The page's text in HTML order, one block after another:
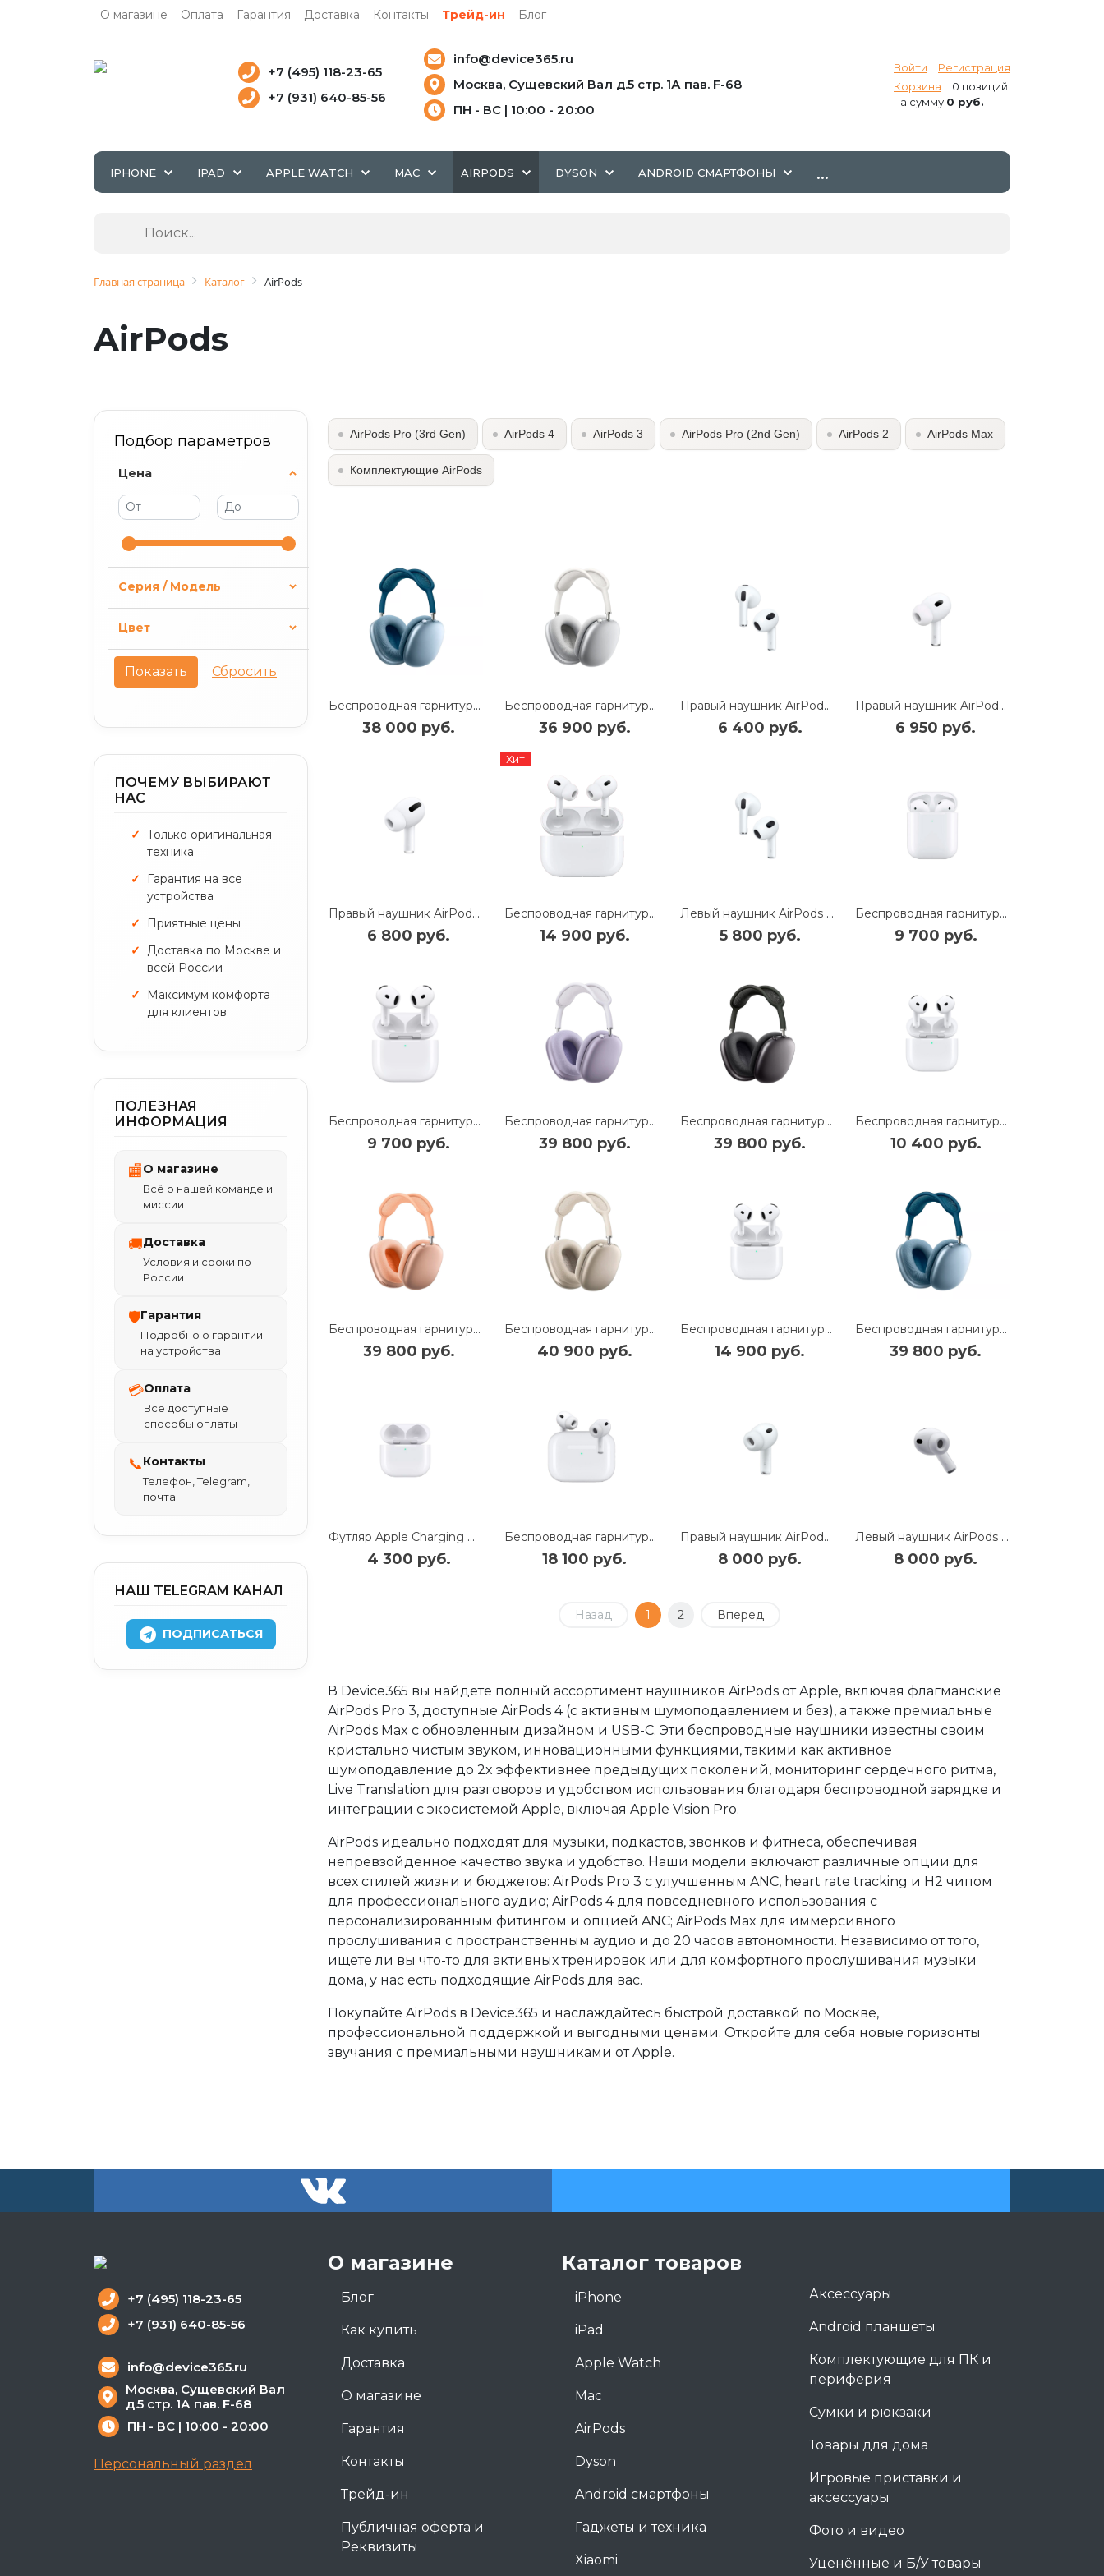
О магазине Оплата Гарантия Доставка Контакты Трейд-ин Блог
Войти
Регистрация
Корзина
0 позиций
на сумму 0 руб.
+7 (495) 118-23-65
+7 (931) 640-85-56
info@device365.ru
Москва, Сущевский Вал д.5 стр. 1А пав. F-68
ПН - ВС | 10:00 - 20:00
IPHONE IPAD APPLE WATCH MAC AIRPODS DYSON ANDROID СМАРТФОНЫ ...
Главная страница Каталог AirPods
AirPods
Подбор параметров
Цена
Серия / Модель
Цвет
ПОЧЕМУ ВЫБИРАЮТ
НАС
Только оригинальная
техника
Гарантия на все
устройства
Приятные цены
Доставка по Москве и
всей России
Максимум комфорта
для клиентов
ПОЛЕЗНАЯ
ИНФОРМАЦИЯ
🏬О магазине
Всё о нашей команде и
миссии
🚚Доставка
Условия и сроки по
России
🛡Гарантия
Подробно о гарантии
на устройства
💳Оплата
Все доступные
способы оплаты
📞Контакты
Телефон, Telegram,
почта
НАШ TELEGRAM КАНАЛ
ПОДПИСАТЬСЯ
AirPods Pro (3rd Gen) AirPods 4 AirPods 3 AirPods Pro (2nd Gen) AirPods 2 AirPods Max
Комплектующие AirPods
Беспроводная гарнитура Apple AirPods Max (Sky Blue) (MGYL3)
38 000 руб.
Беспроводная гарнитура Apple AirPods Max (Silver) (MGYJ3)
36 900 руб.
Правый наушник AirPods 3 (R)
6 400 руб.
Правый наушник AirPods Pro (2nd gen) для MagSafe Case USB-C (R)
6 950 руб.
Правый наушник AirPods Pro (R)
6 800 руб.
Хит
Беспроводная гарнитура Apple AirPods Pro (2nd Generation) MagSafe Case USB-C (MTJV3)
14 900 руб.
Левый наушник AirPods 3 (L)
5 800 руб.
Беспроводная гарнитура Apple AirPods 2 (без беспроводной зарядки чехла) (MV7N2)
9 700 руб.
Беспроводная гарнитура Apple AirPods 3 (без беспроводной зарядки чехла) (MPNY3)
9 700 руб.
Беспроводная гарнитура Apple AirPods Max USB-C (Purple) (MWW83)
39 800 руб.
Беспроводная гарнитура Apple AirPods Max USB-C (Midnight) (MWW43)
39 800 руб.
Беспроводная гарнитура Apple AirPods 4 (без функции активного шумоподавления) (MXP63)
10 400 руб.
Беспроводная гарнитура Apple AirPods Max USB-C (Orange) (MWW73)
39 800 руб.
Беспроводная гарнитура Apple AirPods Max USB-C (Starlight) (MWW53)
40 900 руб.
Беспроводная гарнитура Apple AirPods 4 (с функцией активного шумоподавления) (MXP93)
14 900 руб.
Беспроводная гарнитура Apple AirPods Max USB-C (Blue) (MWW63)
39 800 руб.
Футляр Apple Charging Case для AirPods 4 ANC (MXP93)
4 300 руб.
Беспроводная гарнитура Apple AirPods Pro (3rd Generation)
18 100 руб.
Правый наушник AirPods Pro (3nd Generation) (R) (MFHP4)
8 000 руб.
Левый наушник AirPods Pro (3nd Generation) (L) (MFHP4)
8 000 руб.
Назад 1 2 Вперед
В Device365 вы найдете полный ассортимент наушников AirPods от Apple, включая флагманские
AirPods Pro 3, доступные AirPods 4 (с активным шумоподавлением и без), а также премиальные
AirPods Max с обновленным дизайном и USB-C. Эти беспроводные наушники известны своим
кристально чистым звуком, инновационными функциями, такими как активное
шумоподавление до 2x эффективнее предыдущих поколений, мониторинг сердечного ритма,
Live Translation для разговоров и удобством использования благодаря беспроводной зарядке и
интеграции с экосистемой Apple, включая Apple Vision Pro.
AirPods идеально подходят для музыки, подкастов, звонков и фитнеса, обеспечивая
непревзойденное качество звука и удобство. Наши модели включают различные опции для
всех стилей жизни и бюджетов: AirPods Pro 3 с улучшенным ANC, heart rate tracking и H2 чипом
для профессионального аудио; AirPods 4 для повседневного использования с
персонализированным фитингом и опцией ANC; AirPods Max для иммерсивного
прослушивания с пространственным аудио и до 20 часов автономности. Независимо от того,
ищете ли вы что-то для активных тренировок или для комфортного прослушивания музыки
дома, у нас есть подходящие AirPods для вас.
Покупайте AirPods в Device365 и наслаждайтесь быстрой доставкой по Москве,
профессиональной поддержкой и выгодными ценами. Откройте для себя новые горизонты
звучания с премиальными наушниками от Apple.
О магазине
Блог
Как купить
Доставка
О магазине
Гарантия
Контакты
Трейд-ин
Публичная оферта и
Реквизиты
Каталог товаров
iPhone
iPad
Apple Watch
Mac
AirPods
Dyson
Android смартфоны
Гаджеты и техника
Xiaomi
Аксессуары
Android планшеты
Комплектующие для ПК и
периферия
Сумки и рюкзаки
Товары для дома
Игровые приставки и
аксессуары
Фото и видео
Уценённые и Б/У товары
+7 (495) 118-23-65
+7 (931) 640-85-56
info@device365.ru
Москва, Сущевский Вал
д.5 стр. 1А пав. F-68
ПН - ВС | 10:00 - 20:00
Персональный раздел